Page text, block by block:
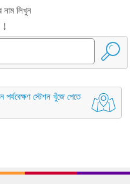
নাম লিখুন
স্টেশন খুঁজে পেতে